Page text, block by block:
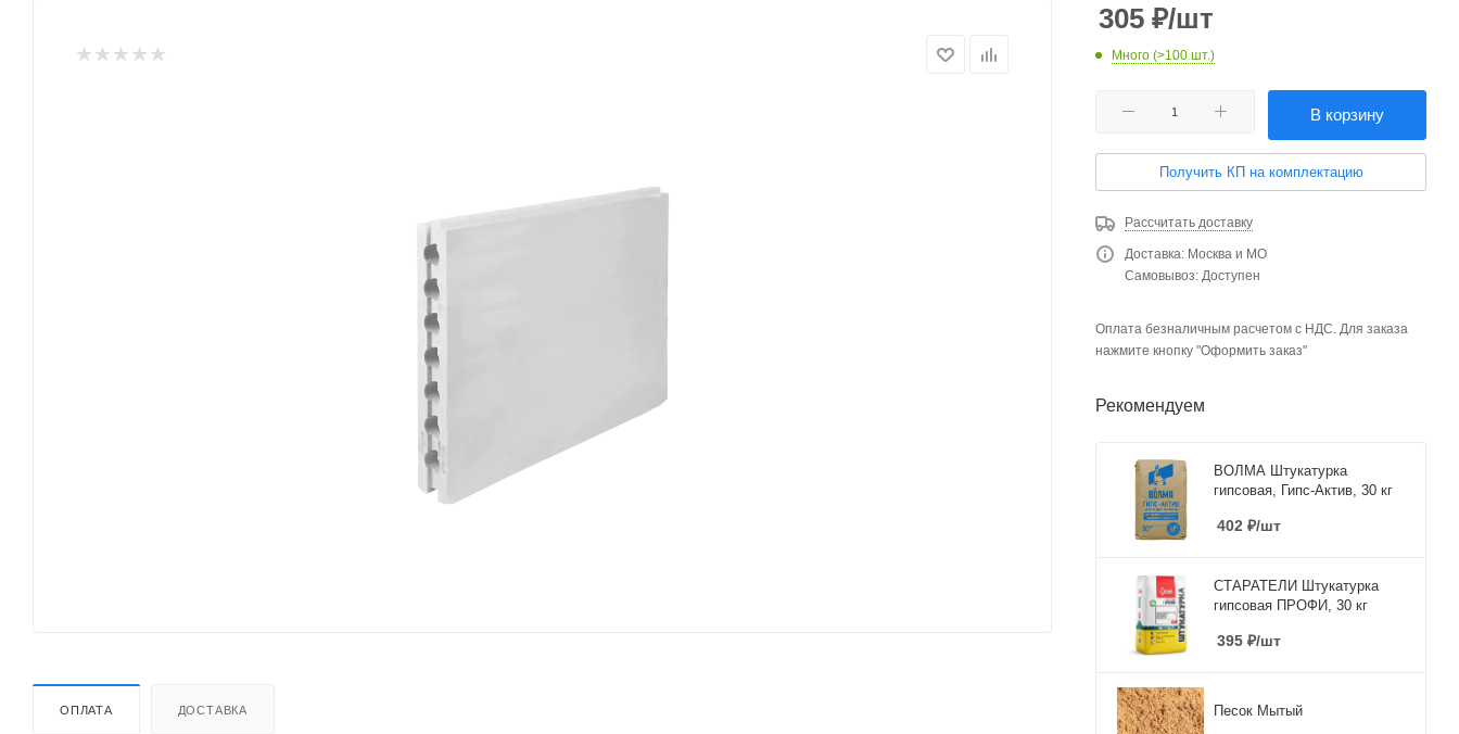
ОПЛАТА ДОСТАВКА
305 ₽/шт
Много (>100 шт.)
В корзину
Получить КП на комплектацию
Рассчитать доставку
Доставка: Москва и МО
Самовывоз: Доступен
Оплата безналичным расчетом с НДС. Для заказа
нажмите кнопку "Оформить заказ"
Рекомендуем
ВОЛМА Штукатурка
гипсовая, Гипс-Актив, 30 кг
402 ₽/шт
СТАРАТЕЛИ Штукатурка
гипсовая ПРОФИ, 30 кг
395 ₽/шт
Песок Мытый